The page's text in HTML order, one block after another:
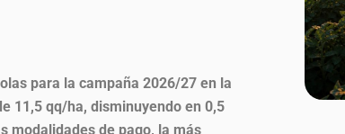
para la campaña 2026/27 en la
11,5 qq/ha, disminuyendo en 0,5
modalidades de pago, la más